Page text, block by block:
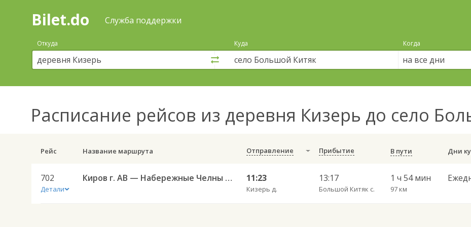
Поиск
покупка
билетов
автобус
онлайн
Bilet.do Служба поддержки
Откуда Куда Когда
на все дни
Расписание рейсов из деревня Кизерь до село
Рейс Название маршрута Отправление Прибытие В пути
702
Детали
Киров г. АВ — Набережные Челны АВ 702 11:23
Кизерь д.
13:17
Большой Китяк с.
1 ч 54 мин
97 км